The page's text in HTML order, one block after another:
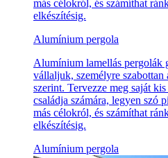
más célokról, és számíthat
elkészítésig.
Alumínium pergola
Alumínium lamellás pergolák
vállaljuk, személyre
szerint. Tervezze meg saját
családja számára, legyen szó
más célokról, és számíthat
elkészítésig.
Alumínium pergola